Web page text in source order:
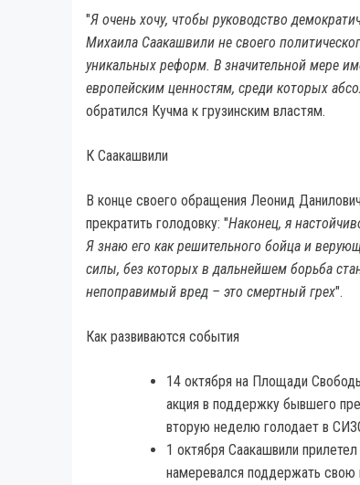
"Я очень хочу, чтобы руководство
Михаила Саакашвили не своего
уникальных реформ. В значительной мере
европейским ценностям, среди которых
обратился Кучма к грузинским властям.
К Саакашвили
В конце своего обращения Леонид
прекратить голодовку: "Наконец, я
Я знаю его как решительного бойца и
силы, без которых в дальнейшем борьба
непоправимый вред – это смертный грех".
Как развиваются события
14 октября на Площади
акция в поддержку бывшего
вторую неделю голодает в
1 октября Саакашвили
намеревался поддержать свою